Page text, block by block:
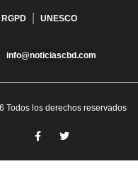
RGPD UNESCO
info@noticiascbd.com
Todos los derechos reservados